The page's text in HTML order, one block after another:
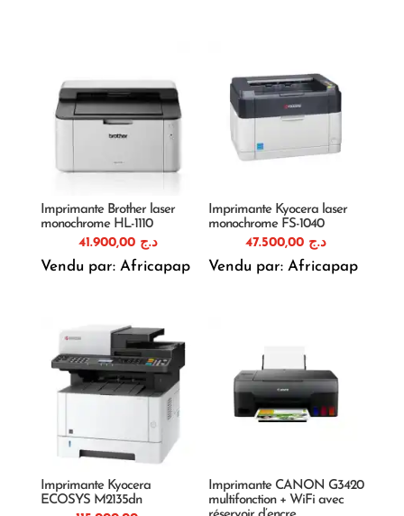
Imprimante Brother laser
monochrome HL-1110
د.ج 41.900,00
Vendu par: Africapap
Imprimante Kyocera laser
monochrome FS-1040
د.ج
Vendu par: Africapap
Imprimante Kyocera
ECOSYS M2135dn
Imprimante CANON G3420
multifonction + WiFi avec